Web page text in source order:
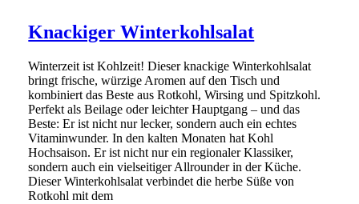
Knackiger Winterkohlsalat
Winterzeit ist Kohlzeit! Dieser knackige Winterkohlsalat
bringt frische, würzige Aromen auf den Tisch und
kombiniert das Beste aus Rotkohl, Wirsing und Spitzkohl.
Perfekt als Beilage oder leichter Hauptgang – und das
Beste: Er ist nicht nur lecker, sondern auch ein echtes
Vitaminwunder. In den kalten Monaten hat Kohl
Hochsaison. Er ist nicht nur ein regionaler Klassiker,
sondern auch ein vielseitiger Allrounder in der Küche.
Dieser Winterkohlsalat verbindet die herbe Süße von
Rotkohl mit dem